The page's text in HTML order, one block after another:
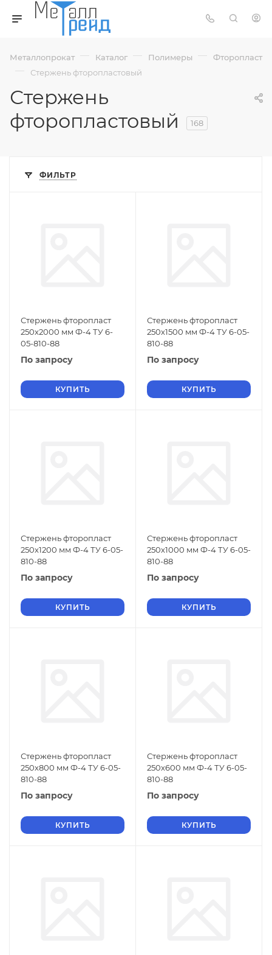
Металлопрокат — Каталог — Полимеры — Фторопласт
— Стержень фторопластовый
Стержень
фторопластовый
168
ФИЛЬТР
Стержень фторопласт
250х2000 мм Ф-4 ТУ 6-
05-810-88
По запросу
КУПИТЬ
Стержень фторопласт
250х1500 мм Ф-4 ТУ 6-05-
810-88
По запросу
КУПИТЬ
Стержень фторопласт
250х1200 мм Ф-4 ТУ 6-05-
810-88
По запросу
КУПИТЬ
Стержень фторопласт
250х1000 мм Ф-4 ТУ 6-05-
810-88
По запросу
КУПИТЬ
Стержень фторопласт
250х800 мм Ф-4 ТУ 6-05-
810-88
По запросу
КУПИТЬ
Стержень фторопласт
250х600 мм Ф-4 ТУ 6-05-
810-88
По запросу
КУПИТЬ